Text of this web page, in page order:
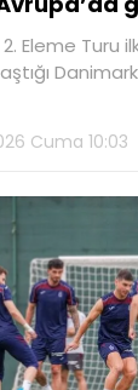
2. Eleme Turu
Cuma 10:03